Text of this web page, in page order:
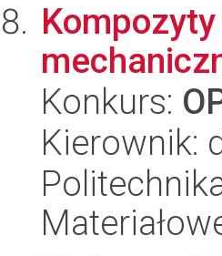
Konkurs:
Kierownik: